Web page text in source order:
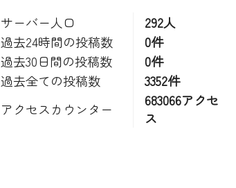
サーバー人口
292人
過去24時間の投稿数
0件
過去30日間の投稿数
0件
過去全ての投稿数
3352件
アクセスカウンター
683066アクセ
ス